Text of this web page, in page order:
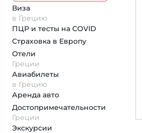
Виза
в Грецию
ПЦР и тесты на COVID
Страховка в Европу
Отели
Греции
Авиабилеты
в Грецию
Аренда авто
Достопримеча­тельности
Греции
Экскурсии